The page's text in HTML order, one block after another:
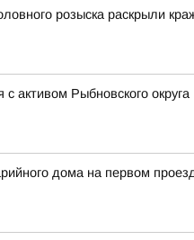
розыска раскрыли
активом Рыбновского округа
дома на первом